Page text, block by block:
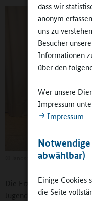
dass wir
anonym
uns zu
Besucher
Informationen
über den
Wer unsere
Impressum
Impressum
abwählbar)
Einige Cookies
die Seite
Janosch-Grundschule
Die Erzieherinnen und
Jugendamt Troisdorf, der